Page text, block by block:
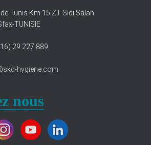
Tunis Km 15 Z.I. Sidi Salah
TUNISIE
29 227 889
hygiene.com
nous